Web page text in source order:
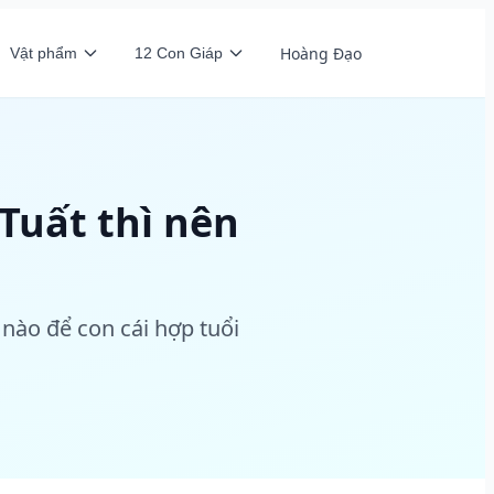
Vật phẩm 12 Con Giáp Hoàng Đạo
thì nên
để con cái hợp tuổi